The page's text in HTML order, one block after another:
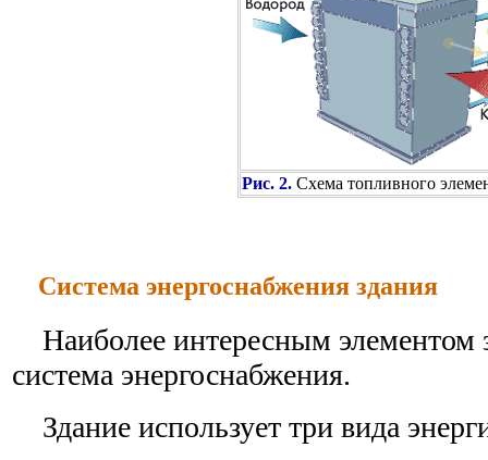
Рис. 2. Схема топливного
Система энергоснабжения здания
Наиболее интересным элементом
система энергоснабжения.
Здание использует три вида